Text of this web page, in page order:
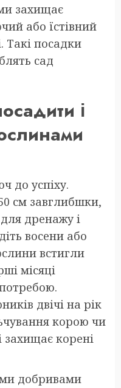
захищає
або їстівний
Такі посадки
сад
і
до успіху.
см завглибшки,
дренажу і
восени або
встигли
місяці
двічі на рік
корою чи
захищає корені
добривами